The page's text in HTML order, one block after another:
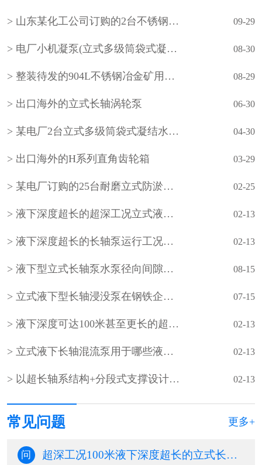
山东某化工公司订购的2台不锈钢立式长轴液下泵 09-29
电厂小机凝泵(立式多级筒袋式凝结水泵) 08-30
整装待发的904L不锈钢冶金矿用立式长轴泵 08-29
出口海外的立式长轴涡轮泵 06-30
某电厂2台立式多级筒袋式凝结水泵(小机凝结水泵) 04-30
出口海外的H系列直角齿轮箱 03-29
某电厂订购的25台耐磨立式防淤多吸头排污水泵 02-25
液下深度超长的超深工况立式液下长轴泵工作原理和技术核心 02-13
液下深度超长的长轴泵运行工况分析 02-13
液下型立式长轴泵水泵径向间隙怎样调整？ 08-15
立式液下型长轴浸没泵在钢铁企业的使用 07-15
液下深度可达100米甚至更长的超长型立式液下长轴泵如何设计？ 02-13
立式液下长轴混流泵用于哪些液下深度超长的超深工况？ 02-13
以‌超长轴系结构+分段式支撑设计‌为核心的‌超长立式液下长轴泵 02-13
常见问题 更多+
问 超深工况100米液下深度超长的立式长轴泵的扬程如何计算？